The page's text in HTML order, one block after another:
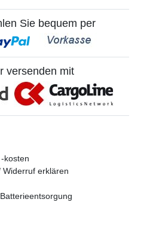
Sie bequem per
versenden mit
kosten
erklären